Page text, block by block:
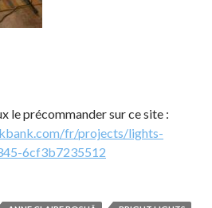
le précommander sur ce site :
fr/projects/lights-
6cf3b7235512